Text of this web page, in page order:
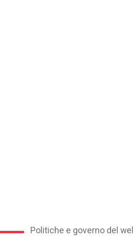
Politiche e governo del